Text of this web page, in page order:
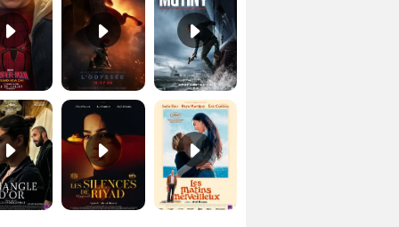
Les Silences de Riyad Bande-annonce VO STFR Les Matins merveilleux Bande-annonce VF